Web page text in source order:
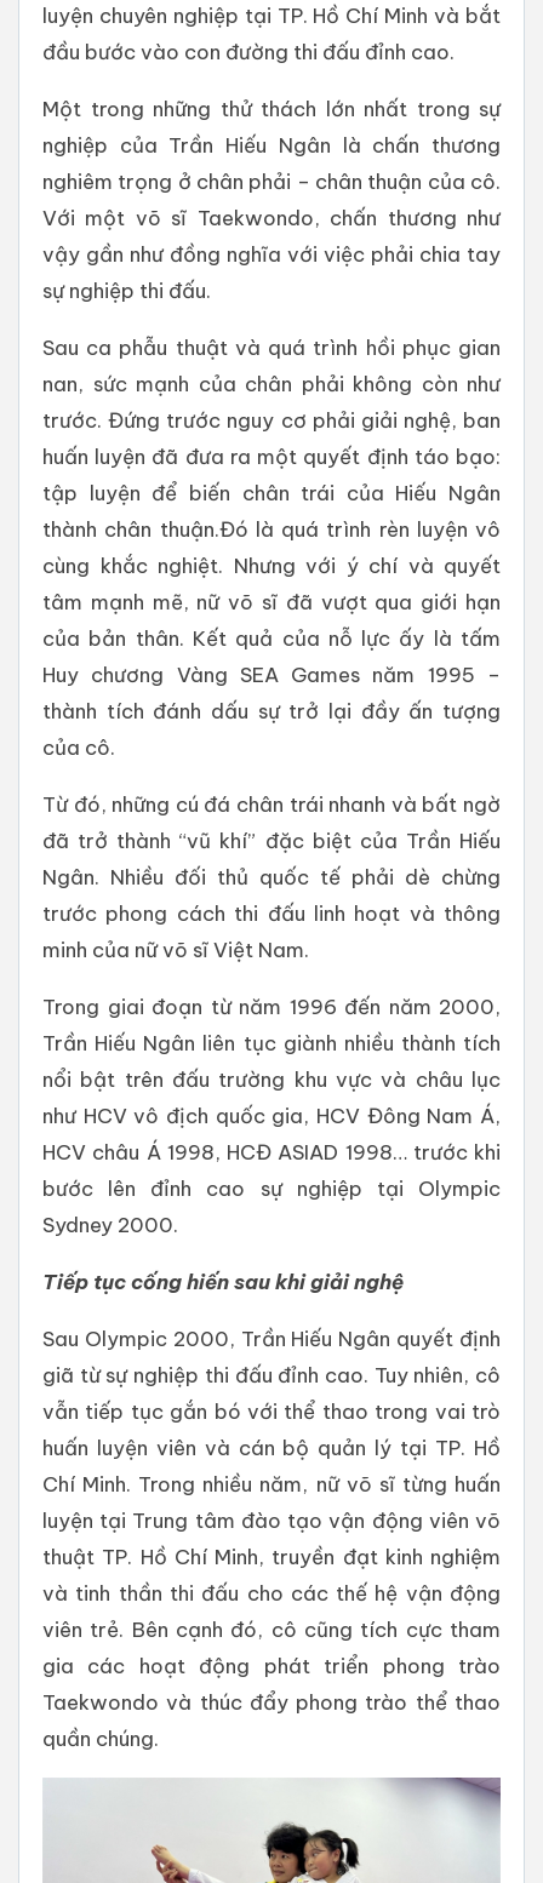
luyện chuyên nghiệp tại TP. Hồ Chí Minh và bắt
đầu bước vào con đường thi đấu đỉnh cao.
Một trong những thử thách lớn nhất trong sự
nghiệp của Trần Hiếu Ngân là chấn thương
nghiêm trọng ở chân phải – chân thuận của cô.
Với một võ sĩ Taekwondo, chấn thương như
vậy gần như đồng nghĩa với việc phải chia tay
sự nghiệp thi đấu.
Sau ca phẫu thuật và quá trình hồi phục gian
nan, sức mạnh của chân phải không còn như
trước. Đứng trước nguy cơ phải giải nghệ, ban
huấn luyện đã đưa ra một quyết định táo bạo:
tập luyện để biến chân trái của Hiếu Ngân
thành chân thuận.Đó là quá trình rèn luyện vô
cùng khắc nghiệt. Nhưng với ý chí và quyết
tâm mạnh mẽ, nữ võ sĩ đã vượt qua giới hạn
của bản thân. Kết quả của nỗ lực ấy là tấm
Huy chương Vàng SEA Games năm 1995 –
thành tích đánh dấu sự trở lại đầy ấn tượng
của cô.
Từ đó, những cú đá chân trái nhanh và bất ngờ
đã trở thành “vũ khí” đặc biệt của Trần Hiếu
Ngân. Nhiều đối thủ quốc tế phải dè chừng
trước phong cách thi đấu linh hoạt và thông
minh của nữ võ sĩ Việt Nam.
Trong giai đoạn từ năm 1996 đến năm 2000,
Trần Hiếu Ngân liên tục giành nhiều thành tích
nổi bật trên đấu trường khu vực và châu lục
như HCV vô địch quốc gia, HCV Đông Nam Á,
HCV châu Á 1998, HCĐ ASIAD 1998… trước khi
bước lên đỉnh cao sự nghiệp tại Olympic
Sydney 2000.
Tiếp tục cống hiến sau khi giải nghệ
Sau Olympic 2000, Trần Hiếu Ngân quyết định
giã từ sự nghiệp thi đấu đỉnh cao. Tuy nhiên, cô
vẫn tiếp tục gắn bó với thể thao trong vai trò
huấn luyện viên và cán bộ quản lý tại TP. Hồ
Chí Minh. Trong nhiều năm, nữ võ sĩ từng huấn
luyện tại Trung tâm đào tạo vận động viên võ
thuật TP. Hồ Chí Minh, truyền đạt kinh nghiệm
và tinh thần thi đấu cho các thế hệ vận động
viên trẻ. Bên cạnh đó, cô cũng tích cực tham
gia các hoạt động phát triển phong trào
Taekwondo và thúc đẩy phong trào thể thao
quần chúng.